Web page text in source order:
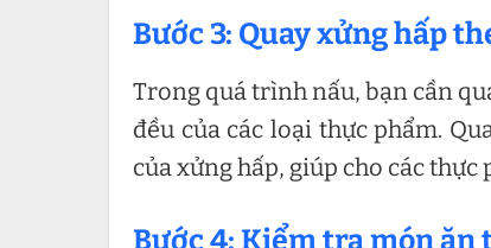
Bước 3: Quay xửng hấp
Trong quá trình nấu, bạn cần
đều của các loại thực phẩm.
của xửng hấp, giúp cho các